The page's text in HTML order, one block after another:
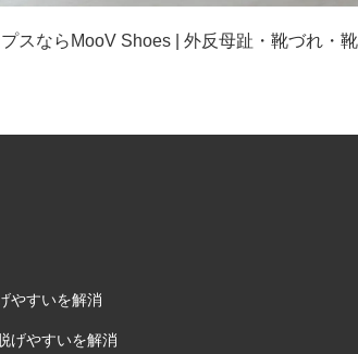
スならMooV Shoes | 外反母趾・靴づれ・
やすいを解消
げやすいを解消